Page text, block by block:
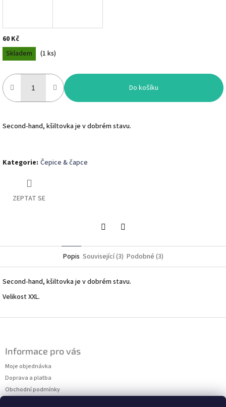
60 Kč
Měrná
cena:
Skladem (1 ks)
Do košíku
Second-hand, kšiltovka je v dobrém stavu.
Kategorie: Čepice & čapce
ZEPTAT SE
Popis Související (3) Podobné (3)
Second-hand, kšiltovka je v dobrém stavu.
Velikost XXL.
Informace pro vás
Moje objednávka
Doprava a platba
Obchodní podmínky